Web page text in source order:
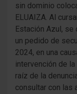
sin dominio
ELUAIZA. Al
Estación Azul,
un pedido de
2024, en una
intervención de
raíz de la
consultar con las